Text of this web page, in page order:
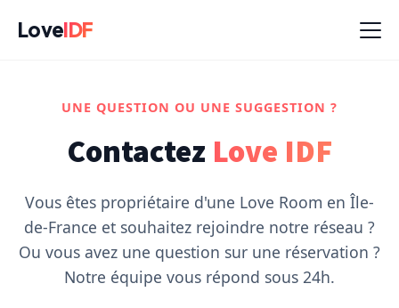
LoveIDF
UNE QUESTION OU UNE SUGGESTION ?
Contactez Love IDF
Vous êtes propriétaire d'une Love Room en Île-
de-France et souhaitez rejoindre notre réseau ?
Ou vous avez une question sur une réservation ?
Notre équipe vous répond sous 24h.